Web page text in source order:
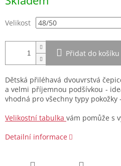
cena:
Velikost
Přidat do košíku
Dětská přiléhavá dvouvrstvá
a velmi příjemnou podšívkou -
vhodná pro všechny typy
Velikostní tabulka vám pomůže s
Detailní informace